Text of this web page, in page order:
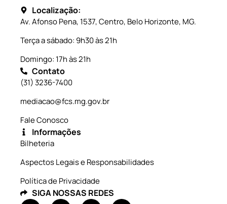
Localização:
Av. Afonso Pena, 1537, Centro, Belo Horizonte, MG.
Terça a sábado: 9h30 às 21h
Domingo: 17h às 21h
Contato
(31) 3236-7400
mediacao@fcs.mg.gov.br
Fale Conosco
Informações
Bilheteria
Aspectos Legais e Responsabilidades
Política de Privacidade
SIGA NOSSAS REDES